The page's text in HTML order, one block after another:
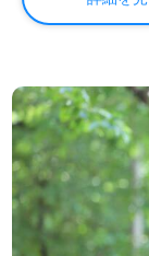
義･･･週4～5日間稼
い） ＜備考> （夜勤
た期間の通算が丸5
10,000円（規定あり
時間10時間）、年末
基本給アップあり 【
後に昇格審査あり 昇
用時と変更なし） ２
（夜勤5回／月、介
き10,000円（規定
業時間10時間）、